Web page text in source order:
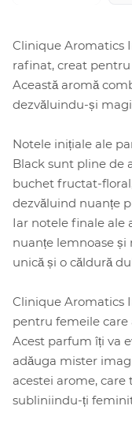
Clinique Aromatics
rafinat, creat
Această aromă
dezvăluindu-și
Notele inițiale ale
Black sunt pline de
buchet fructat-
dezvăluind nuanțe
Iar notele finale ale
nuanțe lemnoase
unică și o căldură
Clinique Aromatics
pentru femeile
Acest parfum îți va
adăuga mister
acestei arome, care
subliniindu-ți